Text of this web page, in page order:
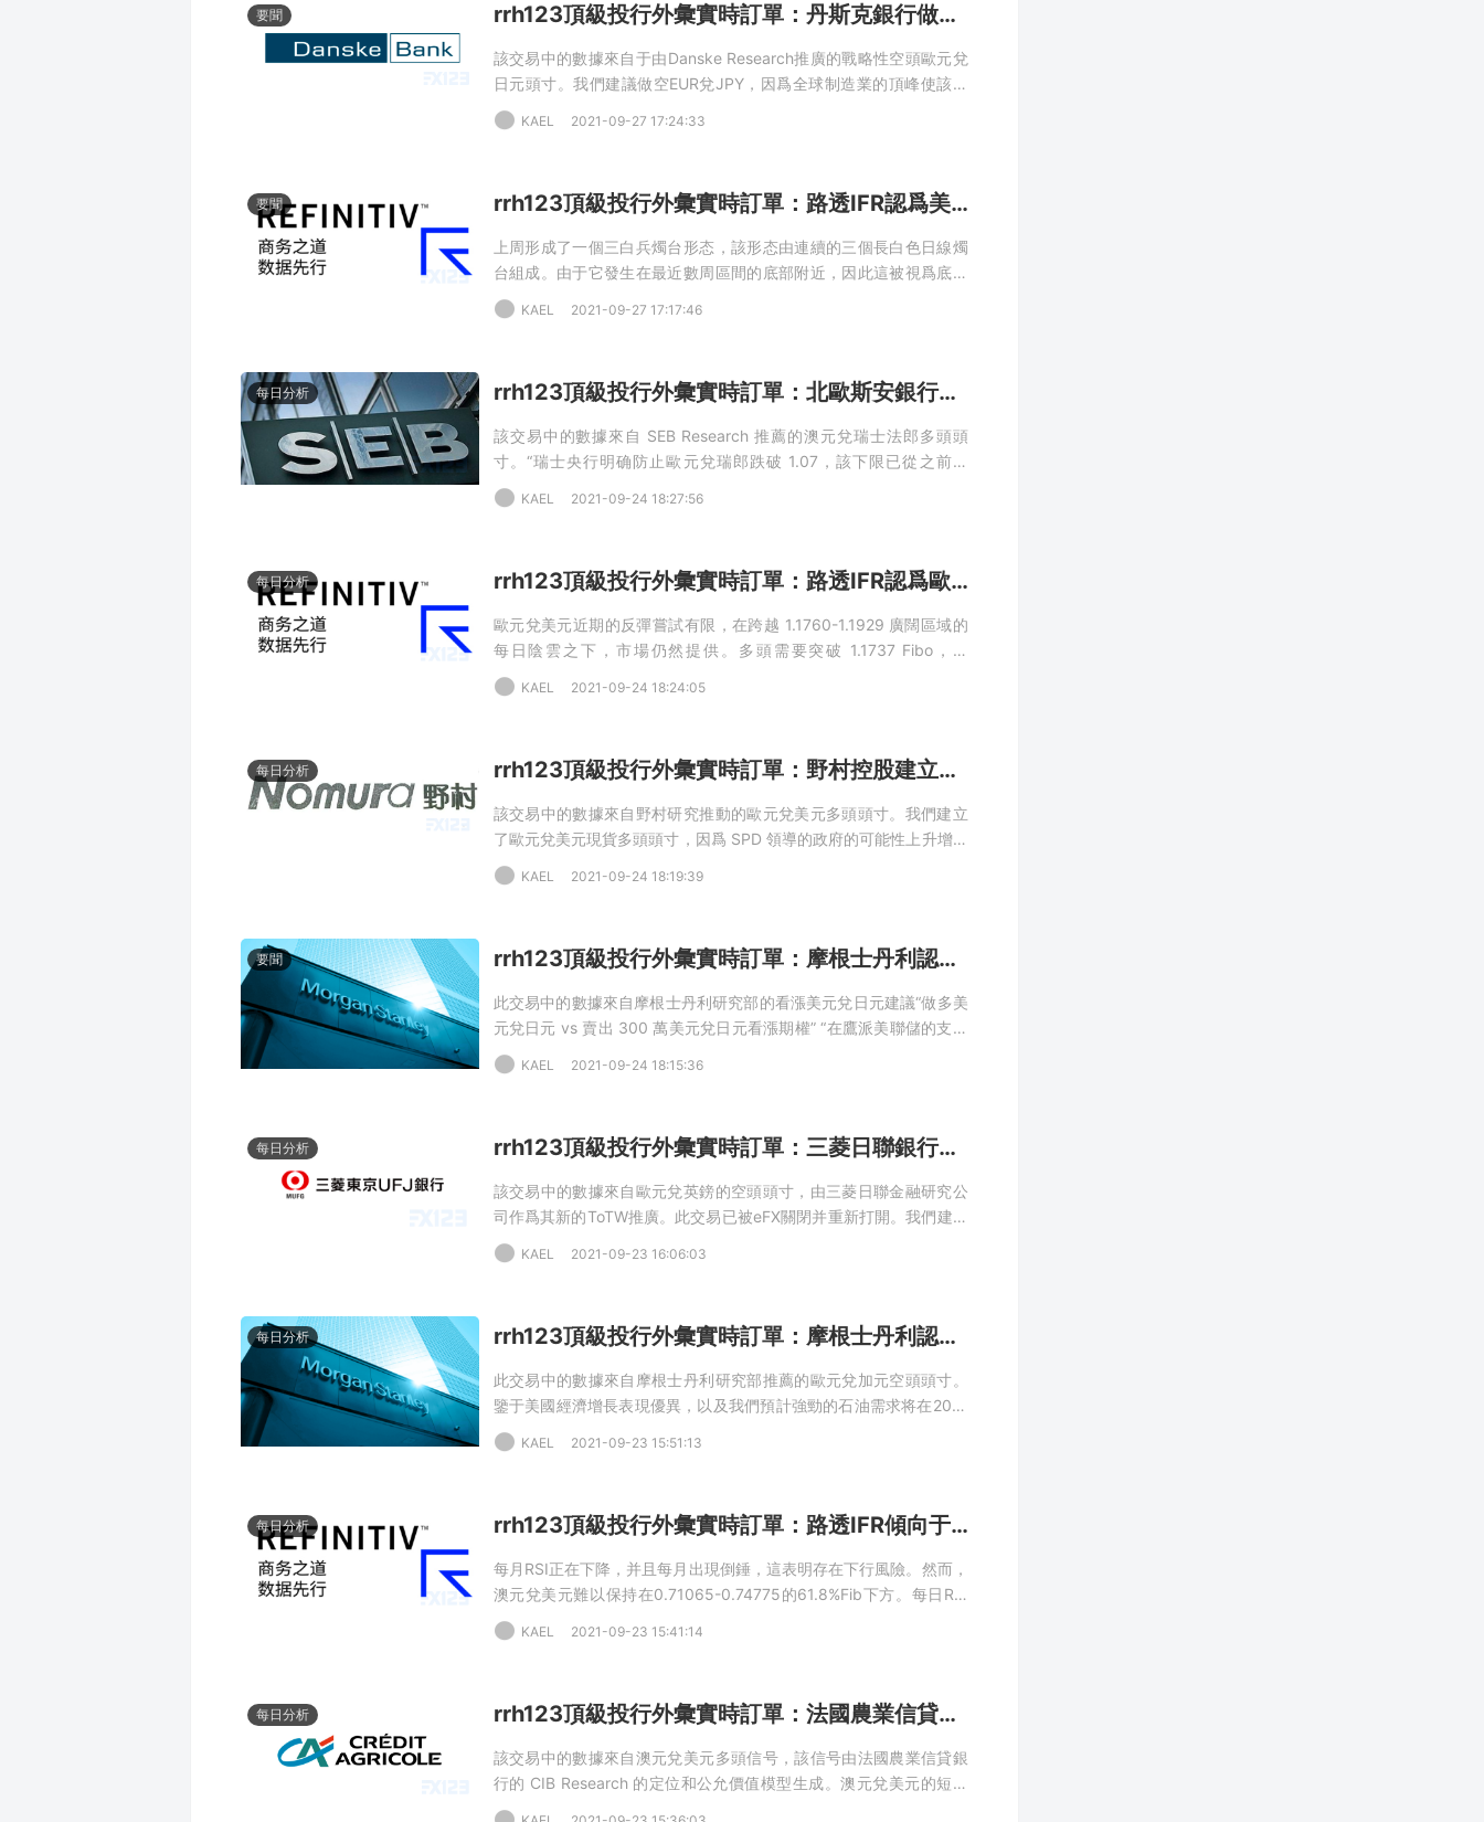
要聞 rrh123頂級投行外彙實時訂單：丹斯克銀行做空歐元兌日元
該交易中的數據來自于由Danske Research推廣的戰略性空頭歐元兌
日元頭寸。我們建議做空EUR兌JPY，因爲全球制造業的頂峰使該交
叉盤的風險偏向下行，因爲頭寸可能會平倉，同時貿易條件有利于日
元。在此期間，日本的宏觀複蘇加速，”Danske指出.“這是一項具有3-
場：129.72，目标：121.00，止損：133.50（長期）
KAEL 2021-09-27 17:24:33
要聞 rrh123頂級投行外彙實時訂單：路透IFR認爲美元兌日元底部反轉
上周形成了一個三白兵燭台形态，該形态由連續的三個長白色日線燭
台組成。由于它發生在最近數周區間的底部附近，因此這被視爲底部
反轉信号。周五，跨越109.86-110.19區域的日線支撐美元兌日元，
增加了上行傾向。09-25 03:21 USD兌JPY-多頭限價單-下單-入場：
KAEL 2021-09-27 17:17:46
每日分析 rrh123頂級投行外彙實時訂單：北歐斯安銀行推薦澳元兌瑞士法郎多頭頭寸
該交易中的數據來自 SEB Research 推薦的澳元兌瑞士法郎多頭頭
寸。“瑞士央行明确防止歐元兌瑞郎跌破 1.07，該下限已從之前的
1.05 提高。外彙儲備繼續增加，這是央行持續幹預的明顯迹象，”SEB
指出。“頭寸也似乎不可持續地看跌澳元，并且支持澳元正常化的時機
開倉 - 入場：0.6743，目标：0.7700，止損：0.6500（中期）
KAEL 2021-09-24 18:27:56
每日分析 rrh123頂級投行外彙實時訂單：路透IFR認爲歐元兌美元近期的反彈嘗試有限
歐元兌美元近期的反彈嘗試有限，在跨越 1.1760-1.1929 廣闊區域的
每日陰雲之下，市場仍然提供。多頭需要突破 1.1737 Fibo，即
1.1909 至 1.1684 9 月跌幅的 23.6% 回撤位。在那之前，所有損失都
可能跌向 2021 年低點 1.1664，低于該低點可能會進一步加速下跌。
KAEL 2021-09-24 18:24:05
每日分析 rrh123頂級投行外彙實時訂單：野村控股建立歐元兌美元現貨多頭頭寸
該交易中的數據來自野村研究推動的歐元兌美元多頭頭寸。我們建立
了歐元兌美元現貨多頭頭寸，因爲 SPD 領導的政府的可能性上升增加
了明年新的财政支出和歐盟改革希望的可能性，野村證券筆記。09-
06 20:54 歐元兌美元 - 多頭頭寸 - 開倉 - 入場：1.1866，目标：
KAEL 2021-09-24 18:19:39
要聞 rrh123頂級投行外彙實時訂單：摩根士丹利認爲日元作爲融資貨币表現不佳
此交易中的數據來自摩根士丹利研究部的看漲美元兌日元建議“做多美
元兌日元 vs 賣出 300 萬美元兌日元看漲期權” “在鷹派美聯儲的支持
下，我們預計美元框架的“第三階段”，但鑒于充足的流動性，風險仍然
具有彈性。我們認爲日元作爲融資貨币表現不佳，而美元應該會走
損：108.40（中期）
KAEL 2021-09-24 18:15:36
每日分析 rrh123頂級投行外彙實時訂單：三菱日聯銀行認爲英國受疫情影響減弱從而做空歐元兌英鎊
該交易中的數據來自歐元兌英鎊的空頭頭寸，由三菱日聯金融研究公
司作爲其新的ToTW推廣。此交易已被eFX關閉并重新打開。我們建議
做空歐元兌英鎊的交易想法，以反映我們對英鎊看漲前景的信心。最
近來自英國的積極COVID數據令我們感到鼓舞，這表明與英國經濟複
止損：0.8670
KAEL 2021-09-23 16:06:03
每日分析 rrh123頂級投行外彙實時訂單：摩根士丹利認爲油價穩定70美元有助于加元上漲
此交易中的數據來自摩根士丹利研究部推薦的歐元兌加元空頭頭寸。
鑒于美國經濟增長表現優異，以及我們預計強勁的石油需求将在2021
年底之前支撐布倫特油價在70美元高位，加拿大經濟的基本面看起來
很穩固。正如我們在此讨論的，加元定位相對清晰，我們預計美國實
1.5200（中期）
KAEL 2021-09-23 15:51:13
每日分析 rrh123頂級投行外彙實時訂單：路透IFR傾向于RSI看漲澳元兌美元
每月RSI正在下降，并且每月出現倒錘，這表明存在下行風險。然而，
澳元兌美元難以保持在0.71065-0.74775的61.8%Fib下方。每日RSI
正在上升。我們傾向于看漲。我們在市場上做多，因爲我們預計會反
彈。目标是0.7340，止損位于9月20日的低點下方。09-23 03:24
KAEL 2021-09-23 15:41:14
每日分析 rrh123頂級投行外彙實時訂單：法國農業信貸銀行認爲澳元兌美元被低估
該交易中的數據來自澳元兌美元多頭信号，該信号由法國農業信貸銀
行的 CIB Research 的定位和公允價值模型生成。澳元兌美元的短期
公允價值從 0.7595 上漲至 0.7646，原因是澳美收益率差擴大。彙率